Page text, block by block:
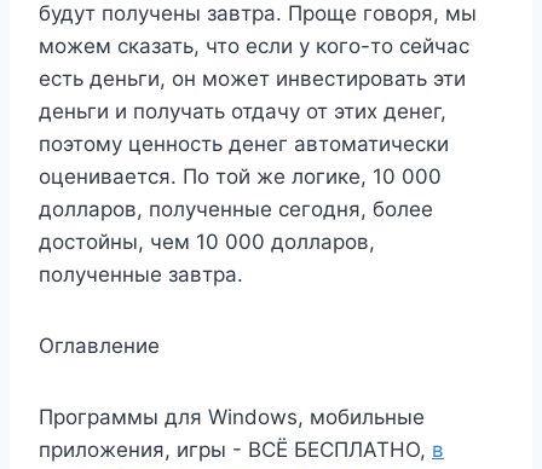
будут получены завтра. Проще говоря, мы
можем сказать, что если у кого-то сейчас
есть деньги, он может инвестировать эти
деньги и получать отдачу от этих денег,
поэтому ценность денег автоматически
оценивается. По той же логике, 10 000
долларов, полученные сегодня, более
достойны, чем 10 000 долларов,
полученные завтра.
Оглавление
Программы для Windows, мобильные
приложения, игры - ВСЁ БЕСПЛАТНО, в